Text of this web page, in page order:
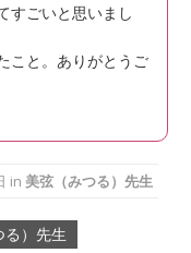
すごいと思いまし
こと。ありがとうご
in 美弦（みつる）先生
る）先生